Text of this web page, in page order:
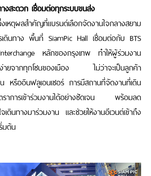
งสะดวก เชื่อมต่อทุกระบบขนส่ง
เหตุผลสำคัญที่แบรนด์เลือกจัดงานใจกลางสยาม
เดินทาง พื้นที่ SiamPic Hall เชื่อมต่อกับ BTS
หลักของกรุงเทพ ทำให้ผู้ร่วมงาน
ง่ายจากทุกโซนของเมือง ไม่ว่าจะเป็นลูกค้า
หรืออินฟลูเอนเซอร์ การมีสถานที่จัดงานที่เดิน
ราการเข้าร่วมงานได้อย่างชัดเจน พร้อมลด
เดินทางมาร่วมงาน และช่วยให้งานอีเวนต์เข้าถึง
มต้น